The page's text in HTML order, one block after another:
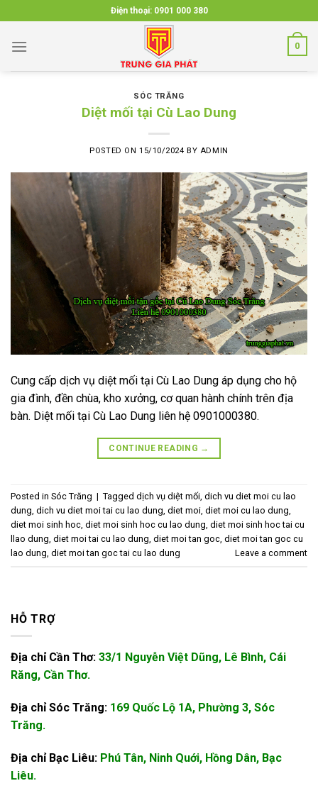
to
content
Điện thoại: 0901 000 380
0
SÓC TRĂNG
Diệt mối tại Cù Lao Dung
POSTED ON 15/10/2024 BY ADMIN
Cung cấp dịch vụ diệt mối tại Cù Lao Dung áp dụng cho hộ
gia đình, đền chùa, kho xưởng, cơ quan hành chính trên địa
bàn. Diệt mối tại Cù Lao Dung liên hệ 0901000380.
CONTINUE READING →
Posted in Sóc Trăng | Tagged dịch vụ diệt mối, dich vu diet moi cu lao
dung, dich vu diet moi tai cu lao dung, diet moi, diet moi cu lao dung,
diet moi sinh hoc, diet moi sinh hoc cu lao dung, diet moi sinh hoc tai cu
llao dung, diet moi tai cu lao dung, diet moi tan goc, diet moi tan goc cu
lao dung, diet moi tan goc tai cu lao dung Leave a comment
HỖ TRỢ
Địa chỉ Cần Thơ: 33/1 Nguyễn Việt Dũng, Lê Bình, Cái
Răng, Cần Thơ.
Địa chỉ Sóc Trăng: 169 Quốc Lộ 1A, Phường 3, Sóc
Trăng.
Địa chỉ Bạc Liêu: Phú Tân, Ninh Quới, Hồng Dân, Bạc
Liêu.